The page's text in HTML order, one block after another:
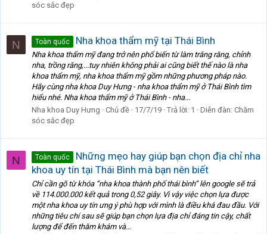
sóc sắc đẹp
N Toàn quốc Nha khoa thẩm mỹ tại Thái Bình
Nha khoa thẩm mỹ đang trở nên phổ biến từ làm trắng răng, chỉnh
nha, trồng răng,...tuy nhiên không phải ai cũng biết thế nào là nha
khoa thẩm mỹ, nha khoa thẩm mỹ gồm những phương pháp nào.
Hãy cùng nha khoa Duy Hưng - nha khoa thẩm mỹ ở Thái Bình tìm
hiểu nhé. Nha khoa thẩm mỹ ở Thái Bình - nha...
Nha khoa Duy Hưng
Chủ đề 17/7/19 Trả lời: 1 Diễn đàn: Chăm
sóc sắc đẹp
N Toàn quốc
Những mẹo hay giúp bạn chọn địa chỉ nha
khoa uy tín tại Thái Bình mà bạn nên biết
Chỉ cần gõ từ khóa “nha khoa thành phố thái bình” lên google sẽ trả
về 114.000.000 kết quả trong 0,52 giây. Vì vậy việc chọn lựa được
một nha khoa uy tín ưng ý phù hợp với mình là điều khá đau đầu. Với
những tiêu chí sau sẽ giúp bạn chọn lựa địa chỉ đáng tin cậy, chất
lượng để đến thăm khám và...